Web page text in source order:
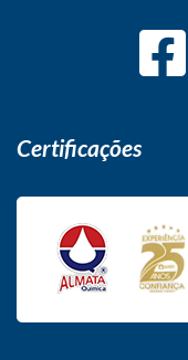
Certificações